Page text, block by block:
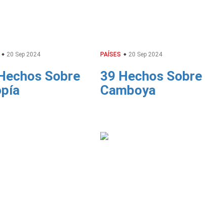
20 Sep 2024
Sobre
PAÍSES 20 Sep 2024
39 Hechos Sobre
Camboya